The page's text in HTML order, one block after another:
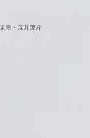
零・深井涼介